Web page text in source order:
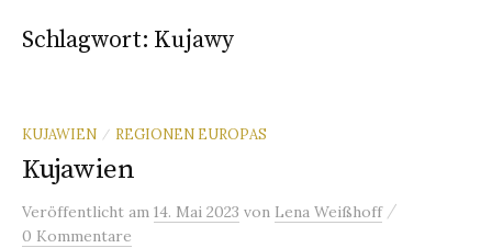
Schlagwort: Kujawy
KUJAWIEN / REGIONEN EUROPAS
Kujawien
Veröffentlicht am 14. Mai 2023 von Lena Weißhoff /
0 Kommentare